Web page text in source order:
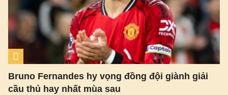
Bruno Fernandes hy vọng đồng đội giành giải
cầu thủ hay nhất mùa sau